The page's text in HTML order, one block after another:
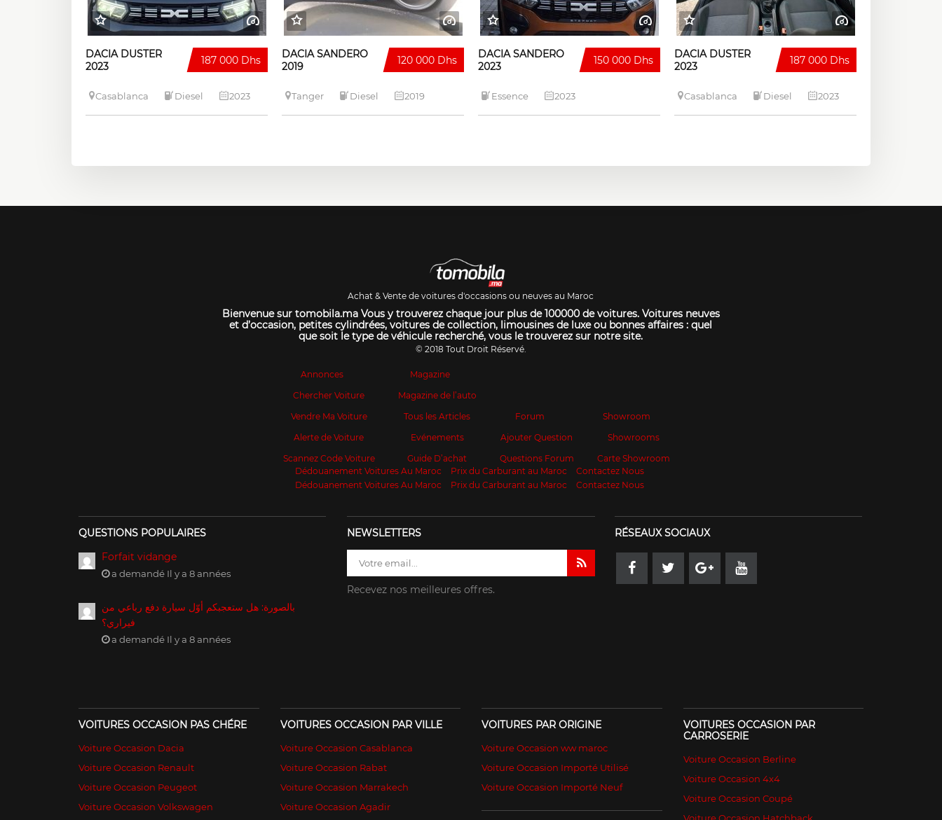
187 000 Dhs
DACIA DUSTER
2023
Casablanca Diesel 2023
120 000 Dhs
DACIA SANDERO
2019
Tanger Diesel 2019
150 000 Dhs
DACIA SANDERO
2023
Essence 2023
187 000 Dhs
DACIA DUSTER
2023
Casablanca Diesel 2023
Achat & Vente de voitures d'occasions ou neuves au Maroc
Bienvenue sur tomobila.ma Vous y trouverez chaque jour plus de 100000 de voitures. Voitures neuves
et d’occasion, petites cylindrées, voitures de collection, limousines de luxe ou bonnes affaires : quel
que soit le type de véhicule recherché, vous le trouverez sur notre site.
© 2018 Tout Droit Réservé.
Annonces
Chercher Voiture
Vendre Ma Voiture
Alerte de Voiture
Scannez Code Voiture
Magazine
Magazine de l’auto
Tous les Articles
Evénements
Guide D’achat
Forum
Ajouter Question
Questions Forum
Showroom
Showrooms
Carte Showroom
Dédouanement Voitures Au Maroc
Prix du Carburant au Maroc
Contactez Nous
Dédouanement Voitures Au Maroc
Prix du Carburant au Maroc Contactez Nous
QUESTIONS POPULAIRES
Forfait vidange
a demandé Il y a 8 années
بالصورة: هل ستعجبكم أوّل سيارة دفع رباعي من
فيراري؟
a demandé Il y a 8 années
NEWSLETTERS
Recevez nos meilleures offres.
RÉSEAUX SOCIAUX
VOITURES OCCASION PAS CHÉRE
Voiture Occasion Dacia
Voiture Occasion Renault
Voiture Occasion Peugeot
Voiture Occasion Volkswagen
VOITURES OCCASION PAR VILLE
Voiture Occasion Casablanca
Voiture Occasion Rabat
Voiture Occasion Marrakech
Voiture Occasion Agadir
VOITURES PAR ORIGINE
Voiture Occasion ww maroc
Voiture Occasion Importé Utilisé
Voiture Occasion Importé Neuf
VOITURES OCCASION PAR
CARROSERIE
Voiture Occasion Berline
Voiture Occasion 4x4
Voiture Occasion Coupé
Voiture Occasion Hatchback